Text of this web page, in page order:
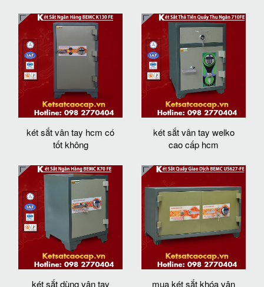
két sắt vân tay hcm có
tốt không
két sắt vân tay welko
cao cấp hcm
két sắt dùng vân tay
mua két sắt khóa vân